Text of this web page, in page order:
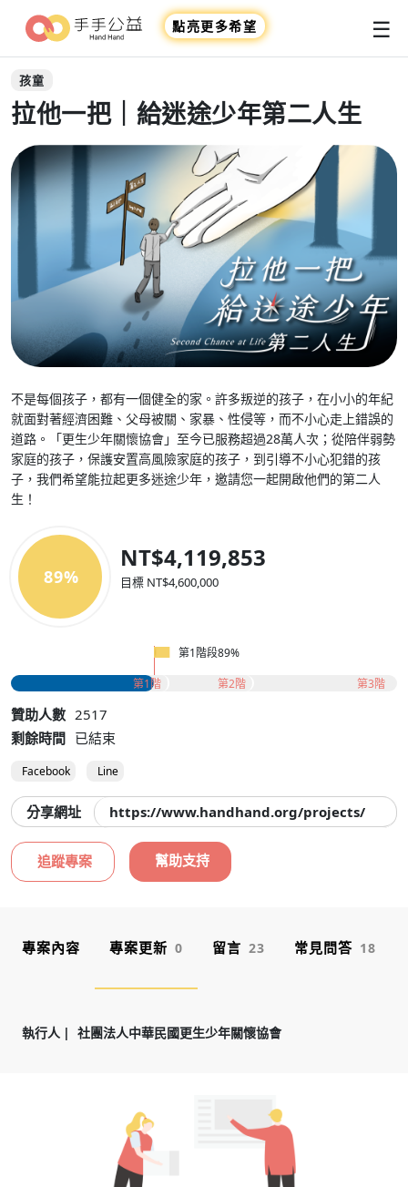
點亮更多希望 ☰
孩童
拉他一把｜給迷途少年第二人生
不是每個孩子，都有一個健全的家。許多叛逆的孩子，在小小的年紀
就面對著經濟困難、父母被關、家暴、性侵等，而不小心走上錯誤的
道路。「更生少年關懷協會」至今已服務超過28萬人次；從陪伴弱勢
家庭的孩子，保護安置高風險家庭的孩子，到引導不小心犯錯的孩
子，我們希望能拉起更多迷途少年，邀請您一起開啟他們的第二人
生！
89%
NT$4,119,853
目標 NT$4,600,000
第1階段89%
第1階
第2階 第3階
贊助人數 2517
剩餘時間 已結束
Facebook Line
分享網址 https://www.handhand.org/projects/616
追蹤專案 幫助支持
專案內容 專案更新 0 留言 23 常見問答 18
執行人 社團法人中華民國更生少年關懷協會